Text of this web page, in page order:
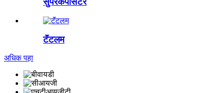
टॅंटलम
अधिक पहा